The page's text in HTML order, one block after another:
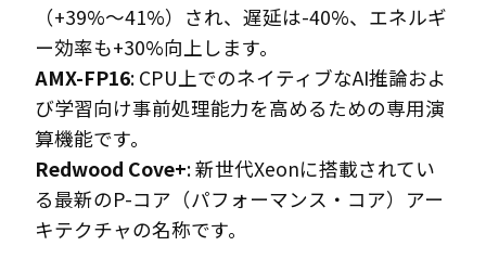
（+39%〜41%）され、遅延は-40%、エネルギ
ー効率も+30%向上します。
AMX-FP16: CPU上でのネイティブなAI推論およ
び学習向け事前処理能力を高めるための専用演
算機能です。
Redwood Cove+: 新世代Xeonに搭載されてい
る最新のP-コア（パフォーマンス・コア）アー
キテクチャの名称です。